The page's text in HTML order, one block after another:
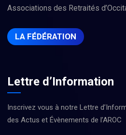
Associations des Retraités
LA FÉDÉRATION
Lettre d’Information
Inscrivez vous à notre Lettre
des Actus et Évènements de l’AROC